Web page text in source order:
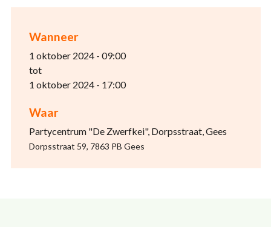
Wanneer
1 oktober 2024 - 09:00
tot
1 oktober 2024 - 17:00
Waar
Partycentrum "De Zwerfkei", Dorpsstraat, Gees
Dorpsstraat 59, 7863 PB Gees